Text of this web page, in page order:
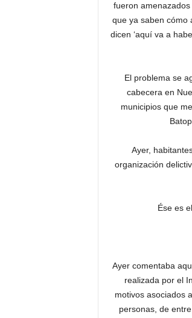
fueron
que ya saben cómo
dicen ‘aquí va a
El problema se
cabecera en
municipios que
Ayer,
organización
Ése es
Ayer comentaba
realizada por el
motivos asociados
personas, de